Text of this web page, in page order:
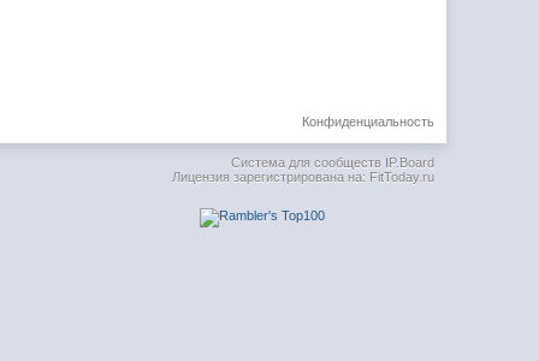
Конфиденциальность
Система для сообществ IP.Board
Лицензия зарегистрирована на: FitToday.ru